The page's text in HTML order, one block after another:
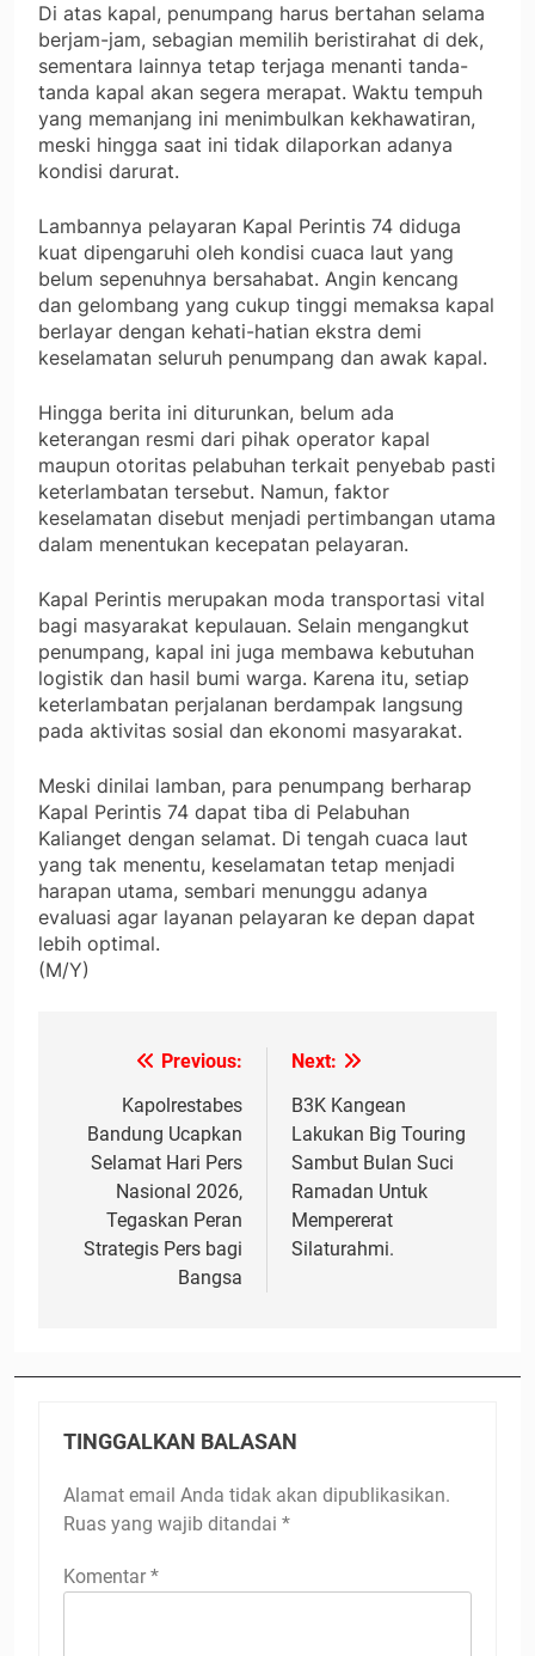
Di atas kapal, penumpang harus bertahan selama
berjam-jam, sebagian memilih beristirahat di dek,
sementara lainnya tetap terjaga menanti tanda-
tanda kapal akan segera merapat. Waktu tempuh
yang memanjang ini menimbulkan kekhawatiran,
meski hingga saat ini tidak dilaporkan adanya
kondisi darurat.
Lambannya pelayaran Kapal Perintis 74 diduga
kuat dipengaruhi oleh kondisi cuaca laut yang
belum sepenuhnya bersahabat. Angin kencang
dan gelombang yang cukup tinggi memaksa kapal
berlayar dengan kehati-hatian ekstra demi
keselamatan seluruh penumpang dan awak kapal.
Hingga berita ini diturunkan, belum ada
keterangan resmi dari pihak operator kapal
maupun otoritas pelabuhan terkait penyebab pasti
keterlambatan tersebut. Namun, faktor
keselamatan disebut menjadi pertimbangan utama
dalam menentukan kecepatan pelayaran.
Kapal Perintis merupakan moda transportasi vital
bagi masyarakat kepulauan. Selain mengangkut
penumpang, kapal ini juga membawa kebutuhan
logistik dan hasil bumi warga. Karena itu, setiap
keterlambatan perjalanan berdampak langsung
pada aktivitas sosial dan ekonomi masyarakat.
Meski dinilai lamban, para penumpang berharap
Kapal Perintis 74 dapat tiba di Pelabuhan
Kalianget dengan selamat. Di tengah cuaca laut
yang tak menentu, keselamatan tetap menjadi
harapan utama, sembari menunggu adanya
evaluasi agar layanan pelayaran ke depan dapat
lebih optimal.
(M/Y)
NavigasiPrevious:
Kapolrestabes
Bandung Ucapkan
Selamat Hari Pers
Nasional 2026,
Tegaskan Peran
Strategis Pers bagi
Bangsa
Next:
B3K Kangean
Lakukan Big Touring
Sambut Bulan Suci
Ramadan Untuk
Mempererat
Silaturahmi.
TINGGALKAN BALASAN
Alamat email Anda tidak akan dipublikasikan.
Ruas yang wajib ditandai *
Komentar *